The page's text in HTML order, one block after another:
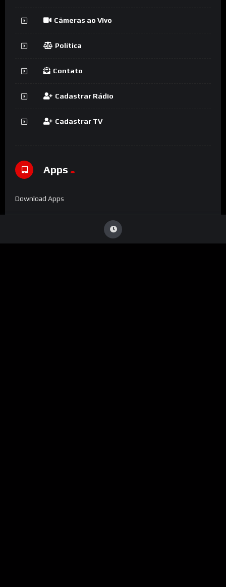
Câmeras ao Vivo
Política
Contato
Cadastrar Rádio
Cadastrar TV
Apps
Download Apps